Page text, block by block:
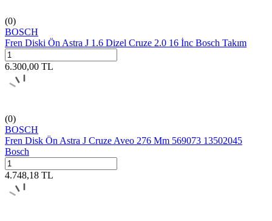
(0)
BOSCH
Fren Diski Ön Astra J 1.6 Dizel Cruze 2.0 16 İnc Bosch Takım
6.300,00 TL
(0)
BOSCH
Fren Disk Ön Astra J Cruze Aveo 276 Mm 569073 13502045
Bosch
4.748,18 TL